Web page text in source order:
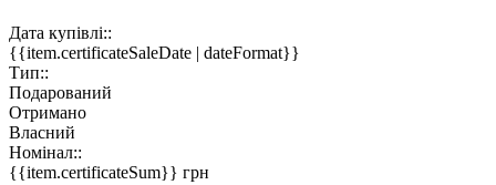
Дата купівлі::
{{item.certificateSaleDate | dateFormat}}
Тип::
Подарований
Отримано
Власний
Номінал::
{{item.certificateSum}} грн